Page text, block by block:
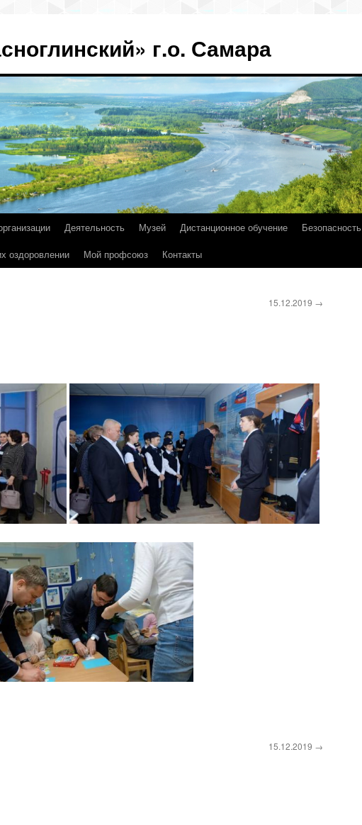
г.о. Самара
Деятельность Музей Дистанционное обучение
Безопасность
оздоровлении
Мой профсоюз Контакты
15.12.2019 →
15.12.2019 →